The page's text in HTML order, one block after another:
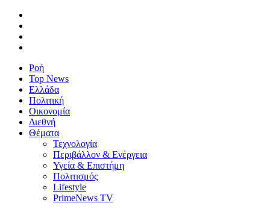
Ροή
Top News
Ελλάδα
Πολιτική
Οικονομία
Διεθνή
Θέματα
Τεχνολογία
Περιβάλλον & Ενέργεια
Υγεία & Επιστήμη
Πολιτισμός
Lifestyle
PrimeNews TV